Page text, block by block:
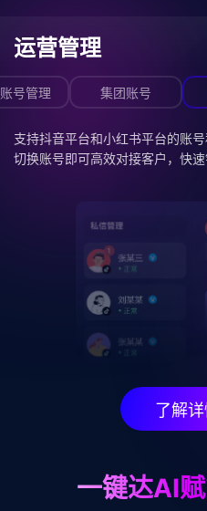
运营管理
号管理 集团账号
支持抖音平台和小红书平台的账
切换账号即可高效对接客户，快速
了解
一键达AI